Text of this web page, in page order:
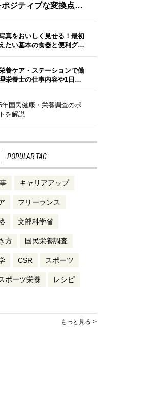
ポジティブな変換点…
真をおいしく見せる！最初
たい基本の食器と便利グ…
養ケア・ステーションで働
栄養士の仕事内容や1日…
年国民健康・栄養調査のポ
を解説
POPULAR TAG
キャリアアップ
フリーランス
文部科学省
方 国民栄養調査
CSR スポーツ
ポーツ栄養 レシピ
もっと見る